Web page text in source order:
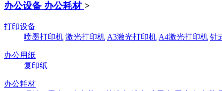
办公设备 办公耗材 >
打印设备
喷墨打印机 激光打印机 A3激光打印机 A4激光打印机 针
办公用纸
复印纸
办公耗材